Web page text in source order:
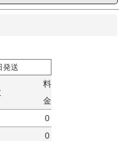
発送
料
金
0
0